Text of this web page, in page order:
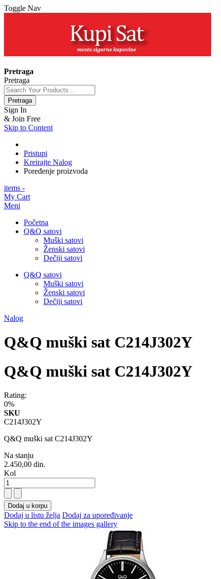
Toggle Nav
Pretraga
Pretraga
Pretraga
Sign In
& Join Free
Skip to Content
Pristupi
Kreirajte Nalog
Poređenje proizvoda
items -
My Cart
Meni
Početna
Q&Q satovi
Muški satovi
Ženski satovi
Dečiji satovi
Q&Q satovi
Muški satovi
Ženski satovi
Dečiji satovi
Nalog
Q&Q muški sat C214J302Y
Q&Q muški sat C214J302Y
Rating:
0%
SKU
C214J302Y
Q&Q muški sat C214J302Y
Na stanju
2.450,00 din.
Kol
Dodaj u korpu
Dodaj u listu želja Dodaj za upoređivanje
Skip to the end of the images gallery